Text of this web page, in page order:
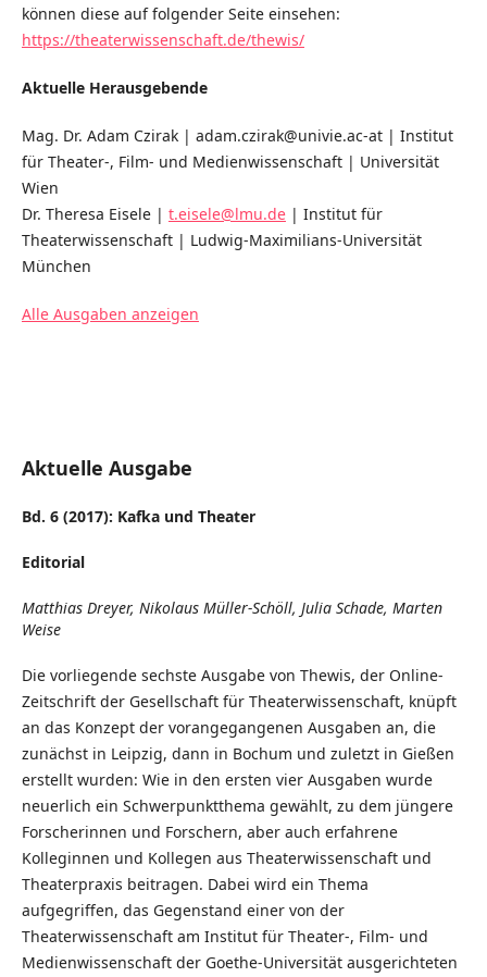
können diese auf folgender Seite einsehen:
https://theaterwissenschaft.de/thewis/
Aktuelle Herausgebende
Mag. Dr. Adam Czirak | adam.czirak@univie.ac-at | Institut
für Theater-, Film- und Medienwissenschaft | Universität
Wien
Dr. Theresa Eisele | t.eisele@lmu.de| Institut für
Theaterwissenschaft | Ludwig-Maximilians-Universität
München
Alle Ausgaben anzeigen
Aktuelle Ausgabe
Bd. 6 (2017): Kafka und Theater
Editorial
Matthias Dreyer, Nikolaus Müller-Schöll, Julia Schade, Marten
Weise
Die vorliegende sechste Ausgabe von Thewis, der Online-
Zeitschrift der Gesellschaft für Theaterwissenschaft, knüpft
an das Konzept der vorangegangenen Ausgaben an, die
zunächst in Leipzig, dann in Bochum und zuletzt in Gießen
erstellt wurden: Wie in den ersten vier Ausgaben wurde
neuerlich ein Schwerpunktthema gewählt, zu dem jüngere
Forscherinnen und Forschern, aber auch erfahrene
Kolleginnen und Kollegen aus Theaterwissenschaft und
Theaterpraxis beitragen. Dabei wird ein Thema
aufgegriffen, das Gegenstand einer von der
Theaterwissenschaft am Institut für Theater-, Film- und
Medienwissenschaft der Goethe-Universität ausgerichteten